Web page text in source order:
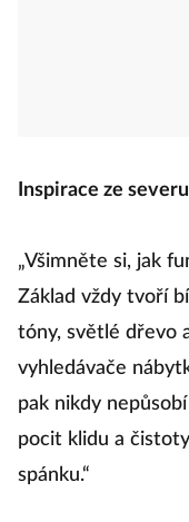
Inspirace ze
„Všimněte si, jak
Základ vždy tvoří
tóny, světlé dřevo
vyhledávače
pak nikdy
pocit klidu a
spánku.“